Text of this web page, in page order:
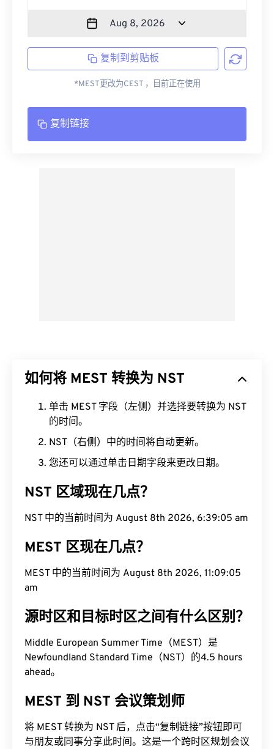
复制到剪贴板
*MEST更改为CEST ，目前正在使用
复制链接
如何将 MEST 转换为 NST
单击 MEST 字段（左侧）并选择要转换为 NST
的时间。
NST（右侧）中的时间将自动更新。
您还可以通过单击日期字段来更改日期。
NST 区域现在几点？
NST 中的当前时间为 August 8th 2026, 6:39:06 am
MEST 区现在几点？
MEST 中的当前时间为 August 8th 2026, 11:09:06
am
源时区和目标时区之间有什么区别？
Middle European Summer Time（MEST）是
Newfoundland Standard Time（NST）的4.5 hours
ahead。
MEST 到 NST 会议策划师
将 MEST 转换为 NST 后，点击“复制链接”按钮即可
与朋友或同事分享此时间。这是一个跨时区规划会议